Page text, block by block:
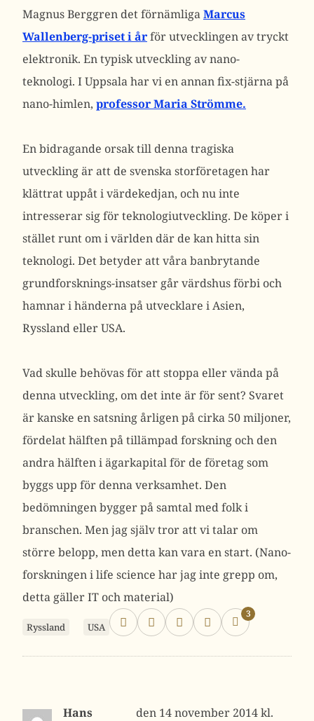
Magnus Berggren det förnämligaMarcus
Wallenberg-priset i årför utvecklingen av tryckt
elektronik. En typisk utveckling av nano-
teknologi. I Uppsala har vi en annan fix-stjärna på
nano-himlen, professor Maria Strömme.
En bidragande orsak till denna tragiska
utveckling är att de svenska storföretagen har
klättrat uppåt i värdekedjan, och nu inte
intresserar sig för teknologiutveckling. De köper i
stället runt om i världen där de kan hitta sin
teknologi. Det betyder att våra banbrytande
grundforsknings-insatser går värdshus förbi och
hamnar i händerna på utvecklare i Asien,
Ryssland eller USA.
Vad skulle behövas för att stoppa eller vända på
denna utveckling, om det inte är för sent? Svaret
är kanske en satsning årligen på cirka 50 miljoner,
fördelat hälften på tillämpad forskning och den
andra hälften i ägarkapital för de företag som
byggs upp för denna verksamhet. Den
bedömningen bygger på samtal med folk i
branschen. Men jag själv tror att vi talar om
större belopp, men detta kan vara en start. (Nano-
forskningen i life science har jag inte grepp om,
detta gäller IT och material)
Ryssland USA
3
Hans
14 november 2014 kl.